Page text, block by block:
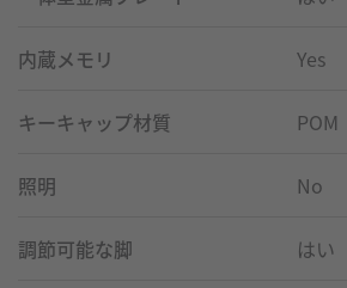
内蔵メモリ Yes
キーキャップ材質 POM
照明 No
調節可能な脚 はい